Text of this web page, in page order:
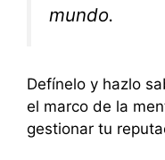
mundo.
Defínelo y hazlo
el marco de la
gestionar tu